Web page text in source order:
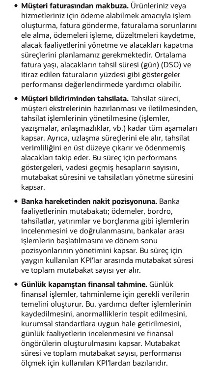
Müşteri faturasından makbuza.Ürünleriniz veya
hizmetleriniz için ödeme alabilmek amacıyla işlem
oluşturma, fatura gönderme, faturalama sorunlarını
ele alma, ödemeleri işleme, düzeltmeleri kaydetme,
alacak faaliyetlerini yönetme ve alacakları kapatma
süreçlerini planlamanız gerekmektedir. Ortalama
fatura yaşı, alacakların tahsil süresi (gün) (DSO) ve
itiraz edilen faturaların yüzdesi gibi göstergeler
performansı değerlendirmede yardımcı olabilir.
Müşteri bildiriminden tahsilata.Tahsilat süreci,
müşteri ekstrelerinin hazırlanması ve iletilmesinden,
tahsilat işlemlerinin yönetilmesine (işlemler,
yazışmalar, anlaşmazlıklar, vb.) kadar tüm aşamaları
kapsar. Ayrıca, uzlaşma süreçlerini ele alır, tahsilat
verimliliğini en üst düzeye çıkarır ve ödenmemiş
alacakları takip eder. Bu süreç için performans
göstergeleri, vadesi geçmiş hesapların sayısını,
mutabakat süresini ve tahsilatları yönetme süresini
kapsar.
Banka hareketinden nakit pozisyonuna.Banka
faaliyetlerinin mutabakatı; ödemeler, bordro,
tahsilatlar, yatırımlar ve borçlanma gibi işlemlerin
incelenmesini ve doğrulanmasını, bankalar arası
işlemlerin başlatılmasını ve dönem sonu
pozisyonlarının yönetimini kapsar. Bu süreç için
yaygın kullanılan KPI'lar arasında mutabakat süresi
ve toplam mutabakat sayısı yer alır.
Günlük kapanıştan finansal tahmine.Günlük
finansal işlemler, tahminleme için gerekli verilerin
temelini oluşturur. Bu, yardımcı defter işlemlerinin
kaydedilmesini, anormalliklerin tespit edilmesini,
kurumsal standartlara uygun hale getirilmesini,
günlük faaliyetlerin incelenmesini ve finansal
öngörülerin oluşturulmasını kapsar. Mutabakat
süresi ve toplam mutabakat sayısı, performansı
ölçmek için kullanılan KPI'lardan bazılarıdır.